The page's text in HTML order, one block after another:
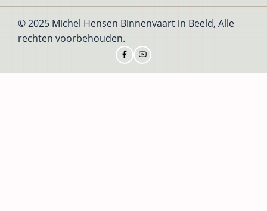
© 2025 Michel Hensen Binnenvaart in Beeld, Alle
rechten voorbehouden.